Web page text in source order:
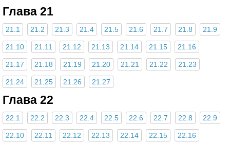
Глава 21
21.1 21.2 21.3 21.4 21.5 21.6 21.7 21.8 21.9
21.10 21.11 21.12 21.13 21.14 21.15 21.16
21.17 21.18 21.19 21.20 21.21 21.22 21.23
21.24 21.25 21.26 21.27
Глава 22
22.1 22.2 22.3 22.4 22.5 22.6 22.7 22.8 22.9
22.10 22.11 22.12 22.13 22.14 22.15 22.16